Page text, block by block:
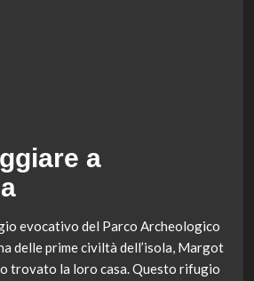
a
evocativo del Parco Archeologico
delle prime civiltà dell’isola, Margot
trovato la loro casa. Questo rifugio